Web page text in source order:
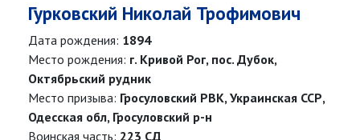
Гурковский Николай Трофимович
Дата рождения: 1894
Место рождения: г. Кривой Рог, пос. Дубок,
Октябрьский рудник
Место призыва: Гросуловский РВК, Украинская ССР,
Одесская обл, Гросуловский р-н
Воинская часть: 223 СД